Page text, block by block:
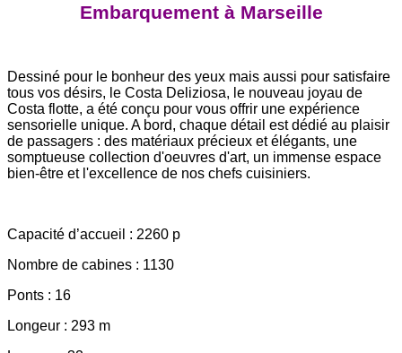
Embarquement à Marseille
Dessiné pour le bonheur des yeux mais aussi pour satisfaire
tous vos désirs, le Costa Deliziosa, le nouveau joyau de
Costa flotte, a été conçu pour vous offrir une expérience
sensorielle unique. A bord, chaque détail est dédié au plaisir
de passagers : des matériaux précieux et élégants, une
somptueuse collection d'oeuvres d'art, un immense espace
bien-être et l'excellence de nos chefs cuisiniers.
Capacité d’accueil : 2260 p
Nombre de cabines : 1130
Ponts : 16
Longeur : 293 m